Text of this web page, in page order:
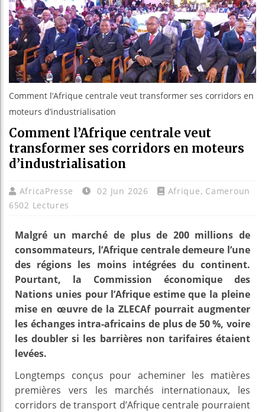
Aliko
Comment l’Afrique centrale veut transformer ses corridors en
moteurs d’industrialisation
Comment l’Afrique centrale veut
transformer ses corridors en moteurs
d’industrialisation
AfricaPresse 02 Jun 2026 Afrique, Cameroun
6502 Lectures
Malgré un marché de plus de 200 millions de
consommateurs, l’Afrique centrale demeure l’une
des régions les moins intégrées du continent.
Pourtant, la Commission économique des
Nations unies pour l’Afrique estime que la pleine
mise en œuvre de la ZLECAf pourrait augmenter
les échanges intra-africains de plus de 50 %, voire
les doubler si les barrières non tarifaires étaient
levées.
Longtemps conçus pour acheminer les matières
premières vers les marchés internationaux, les
corridors de transport d’Afrique centrale pourraient